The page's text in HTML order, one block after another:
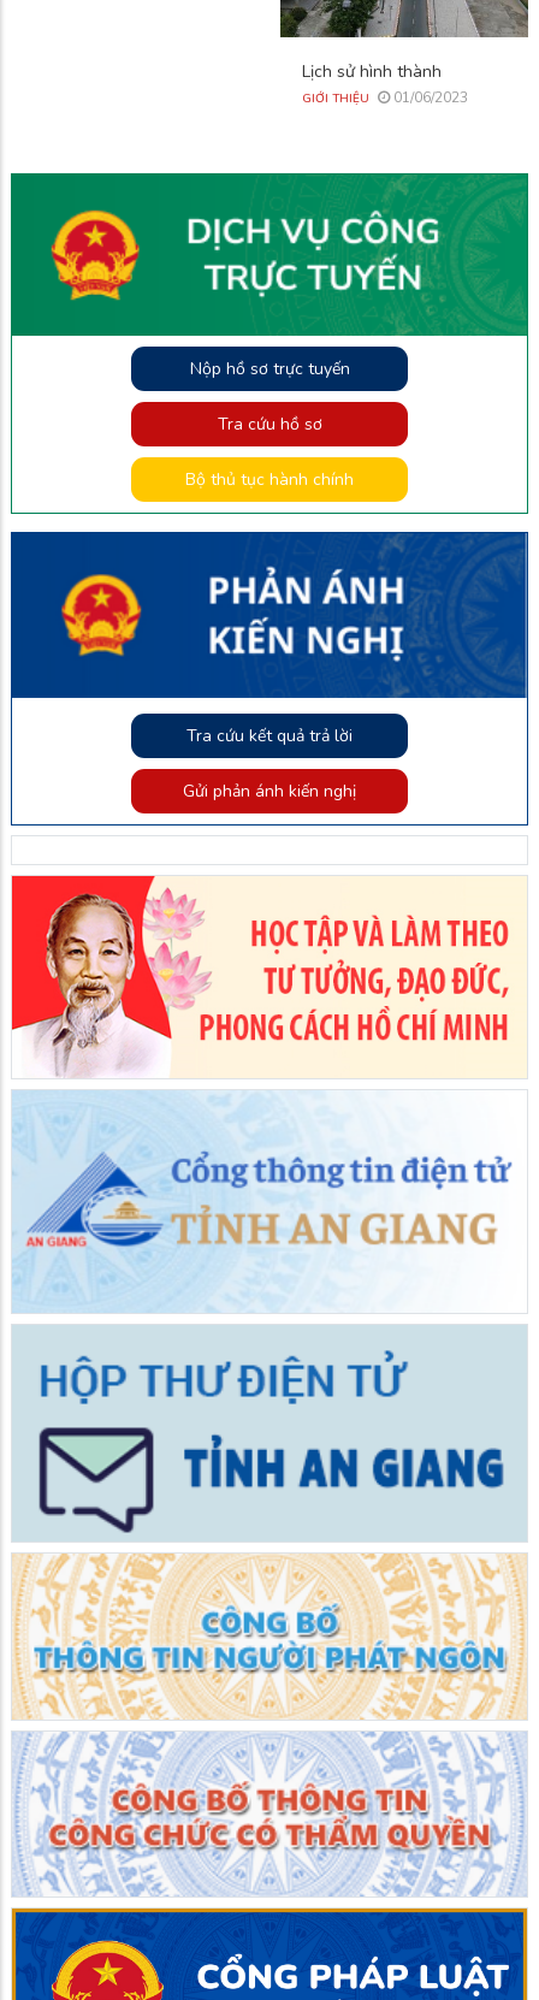
Lịch sử hình thành
GIỚI THIỆU 01/06/2023
Nộp hồ sơ trực tuyến
Tra cứu hồ sơ
Bộ thủ tục hành chính
Tra cứu kết quả trả lời
Gửi phản ánh kiến nghị